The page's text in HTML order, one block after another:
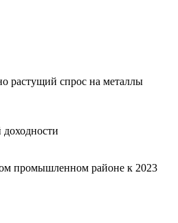
растущий спрос на металлы
промышленном районе к 2023